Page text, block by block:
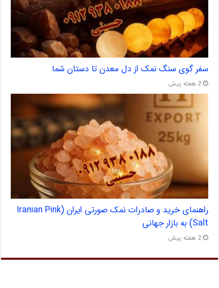
سفر گوی سنگ نمک از دل معدن تا دستان شما
2 هفته پیش
راهنمای خرید و صادرات نمک صورتی ایران (Iranian Pink
Salt) به بازار جهانی
2 هفته پیش